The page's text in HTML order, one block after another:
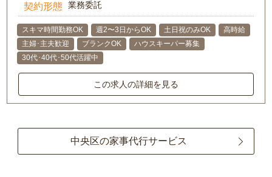
契約形態 業務委託
スキマ時間勤務OK 週2〜3日からOK 土日祝のみOK
高時給
主婦･主夫歓迎
ブランクOK
ハウスキーパー募集
30代･40代･50代活躍中
この求人の詳細を見る
中央区の家事代行サービス